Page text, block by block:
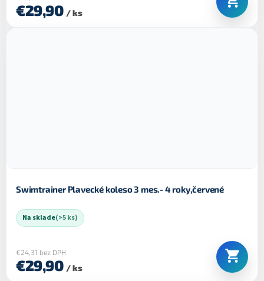
€29,90 / ks
Swimtrainer Plavecké koleso 3 mes.- 4 roky,červené
Na sklade(>5 ks)
€24,31 bez DPH
€29,90 / ks